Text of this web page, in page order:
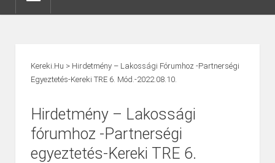
Kereki.hu > Hirdetmény – Lakossági Fórumhoz -Partnerségi
Egyeztetés-Kereki TRE 6. Mód.-2022.08.10.
Hirdetmény – Lakossági
fórumhoz -Partnerségi
egyeztetés-Kereki TRE 6.